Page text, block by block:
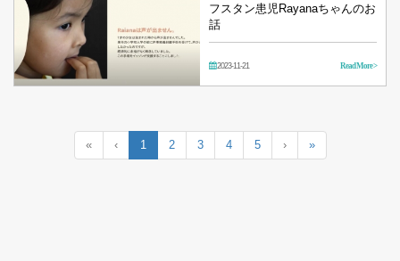
フスタン患児Rayanaちゃんのお
話
2023-11-21 Read More >
« ‹ 1 2 3 4 5 › »